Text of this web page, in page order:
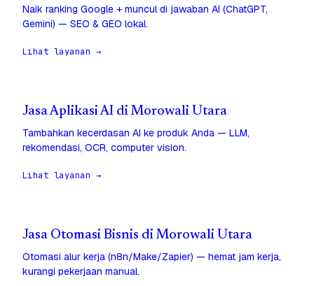
Naik ranking Google + muncul di jawaban AI (ChatGPT,
Gemini) — SEO & GEO lokal.
Lihat layanan →
Jasa Aplikasi AI di Morowali Utara
Tambahkan kecerdasan AI ke produk Anda — LLM,
rekomendasi, OCR, computer vision.
Lihat layanan →
Jasa Otomasi Bisnis di Morowali Utara
Otomasi alur kerja (n8n/Make/Zapier) — hemat jam kerja,
kurangi pekerjaan manual.